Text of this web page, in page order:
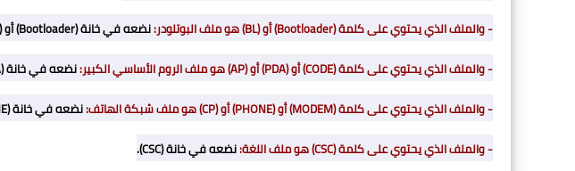
- والملف الذي يحتوي على كلمة(Bootloader) أو (BL) هو ملف البوتلودر:نضعه في خانة (Bootloader) أو (BL) حسب إصدار الأودن.
- والملف الذي يحتوي على كلمة (CODE) أو (PDA) أو (AP) هو ملف الروم الأساسي الكبير
:نضعه في خانة (PDA) أو (AP) حسب إصدار الأودن.
- والملف الذي يحتوي على كلمة (MODEM) أو (PHONE) أو (CP) هو ملف
شبكة الهاتف:نضعه في خانة (PHONE) أو (CP) حسب إصدار الأودن.
- والملف الذي يحتوي على كلمة(CSC) هو ملف اللغة: نضعه في خانة (CSC).